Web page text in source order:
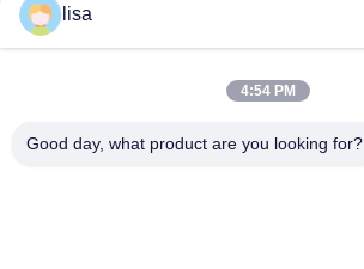
lisa
4:54 PM
Good day, what product are you looking for?